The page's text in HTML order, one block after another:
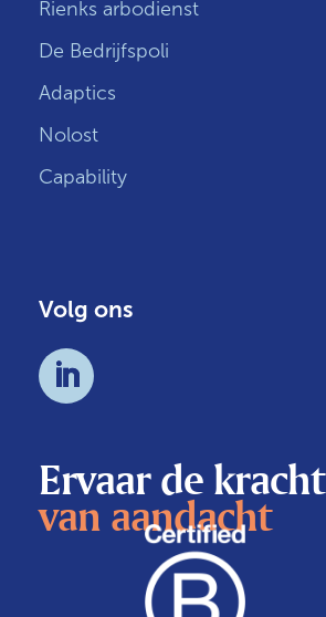
Rienks arbodienst
De Bedrijfspoli
Adaptics
Nolost
Capability
Volg ons
Ervaar de kracht
van aandacht